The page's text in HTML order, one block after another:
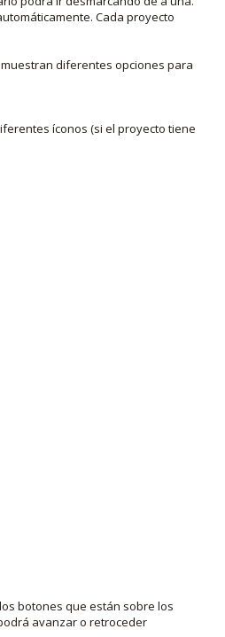
Cada proyecto
diferentes opciones para
íconos (si el proyecto tiene
botones que están sobre los
avanzar o retroceder